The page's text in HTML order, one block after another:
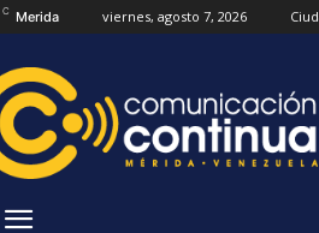
C Merida viernes, agosto 7, 2026